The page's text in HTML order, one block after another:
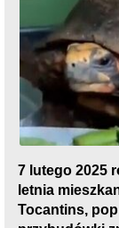
7 lutego 2025
letnia
Tocantins,